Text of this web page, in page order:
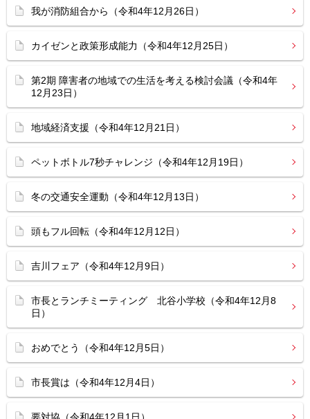
我が消防組合から（令和4年12月26日）
カイゼンと政策形成能力（令和4年12月25日）
第2期 障害者の地域での生活を考える検討会議（令和4年
12月23日）
地域経済支援（令和4年12月21日）
ペットボトル7秒チャレンジ（令和4年12月19日）
冬の交通安全運動（令和4年12月13日）
頭もフル回転（令和4年12月12日）
吉川フェア（令和4年12月9日）
市長とランチミーティング 北谷小学校（令和4年12月8
日）
おめでとう（令和4年12月5日）
市長賞は（令和4年12月4日）